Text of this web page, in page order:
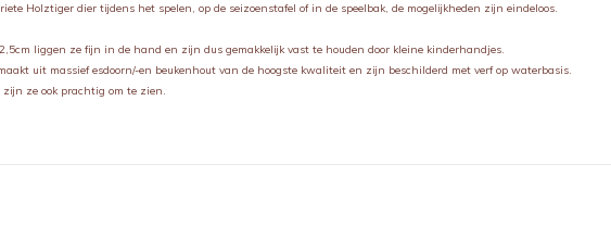
Holztiger dier tijdens het spelen, op de seizoenstafel of in de speelbak, de mogelijkheden zijn eindeloos.
liggen ze fijn in de hand en zijn dus gemakkelijk vast te houden door kleine kinderhandjes.
uit massief esdoorn/-en beukenhout van de hoogste kwaliteit en zijn beschilderd met verf op waterbasis.
ze ook prachtig om te zien.